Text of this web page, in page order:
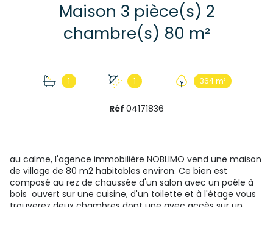
Maison 3 pièce(s) 2
chambre(s) 80 m²
1 1 364 m²
Réf 04171836
au calme, l'agence immobilière NOBLIMO vend une maison
de village de 80 m2 habitables environ. Ce bien est
composé au rez de chaussée d'un salon avec un poêle à
bois ouvert sur une cuisine, d'un toilette et à l'étage vous
trouverez deux chambres dont une avec accès sur un